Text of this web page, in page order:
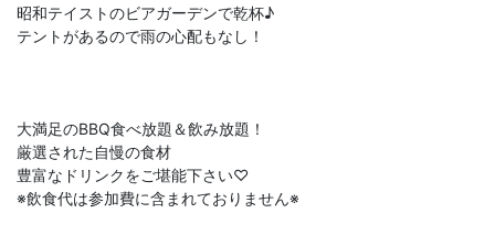
昭和テイストのビアガーデンで乾杯♪
テントがあるので雨の心配もなし！
大満足のBBQ食べ放題＆飲み放題！
厳選された自慢の食材
豊富なドリンクをご堪能下さい♡
※飲食代は参加費に含まれておりません※